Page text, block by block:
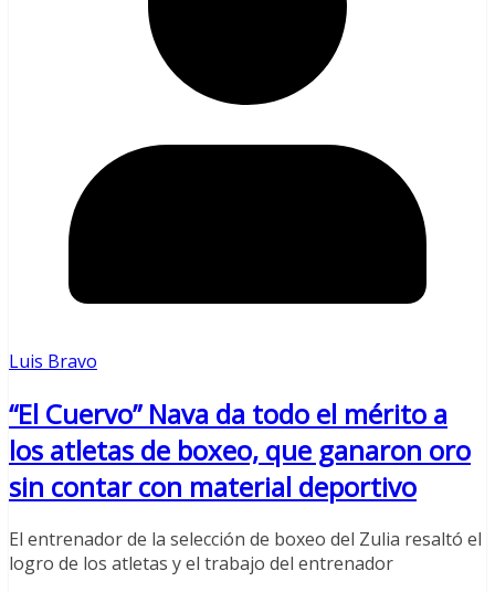
Luis Bravo
“El Cuervo” Nava da todo el mérito a
los atletas de boxeo, que ganaron oro
sin contar con material deportivo
El entrenador de la selección de boxeo del Zulia resaltó el
logro de los atletas y el trabajo del entrenador